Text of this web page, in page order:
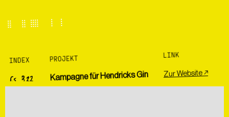
+43 660 499 63 40
INDEX
CS 322
PROJEKT
Kampagne für Hendricks Gin
LINK
Zur Website ↗